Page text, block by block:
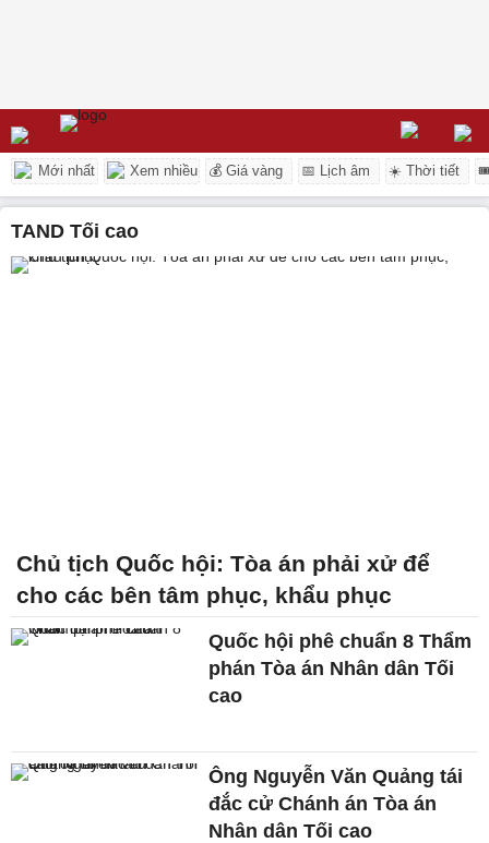
Mới nhất Xem nhiều 💰 Giá vàng 📅 Lịch âm ☀️ Thời tiết
TAND Tối cao
Chủ tịch Quốc hội: Tòa án phải xử để
cho các bên tâm phục, khẩu phục
Quốc hội phê chuẩn 8 Thẩm
phán Tòa án Nhân dân Tối
cao
Ông Nguyễn Văn Quảng tái
đắc cử Chánh án Tòa án
Nhân dân Tối cao